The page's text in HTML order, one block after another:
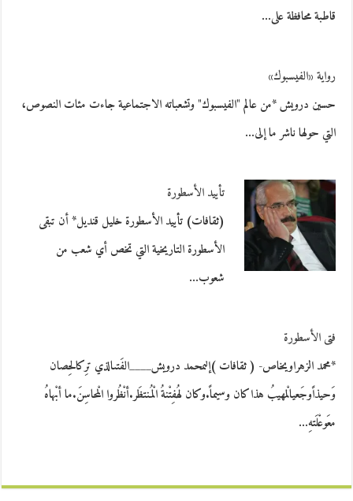
قاطبة محافظة على…
رواية «الفيسبوك»
حسين درويش *من عالم "الفيسبوك" وتشعباته الاجتماعية جاءت مئات النصوص،
التي حولها ناشر ما إلى…
تأييد الأسطورة
(ثقافات) تأييد الأسطورة خليل قنديل* أن تبقى
الأسطورة التاريخية التي تخص أي شعب من
شعوب…
فتى الأسطورة
*محمد الزهراويخاص- ( ثقافات )إلىمحمد درويش____الفَتىالذي ترِكالحِصان
وَحيذاًوجَعيالْمهيبُ هذاكان وسيماً.وكان لهُفِتْنةُ الْمُنتظَر.أنْظُروا الْمحاسِنَ.ما أبْهاهُ
معَوعْلَتهِ…